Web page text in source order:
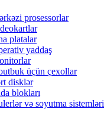
prosessorlar
platalar
yaddaş
üçün çexollar
disklər
blokları
və soyutma sistemləri